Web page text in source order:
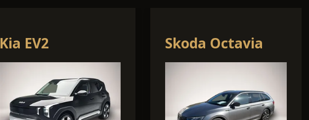
Mitsubishi ASX Hyundai KONA